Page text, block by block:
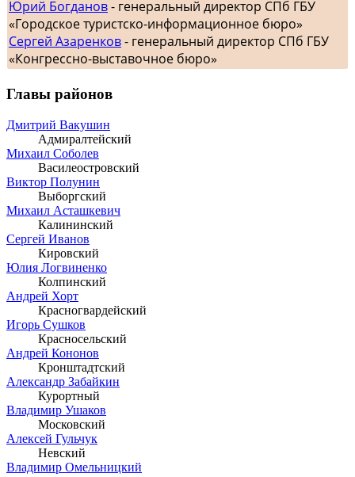
Юрий Богданов- генеральный директор СПб ГБУ
«Городское туристско-информационное бюро»
Сергей Азаренков- генеральный директор СПб ГБУ
«Конгрессно-выставочное бюро»
Главы районов
Дмитрий Вакушин
Адмиралтейский
Михаил Соболев
Василеостровский
Виктор Полунин
Выборгский
Михаил Асташкевич
Калининский
Сергей Иванов
Кировский
Юлия Логвиненко
Колпинский
Андрей Хорт
Красногвардейский
Игорь Сушков
Красносельский
Андрей Кононов
Кронштадтский
Александр Забайкин
Курортный
Владимир Ушаков
Московский
Алексей Гульчук
Невский
Владимир Омельницкий